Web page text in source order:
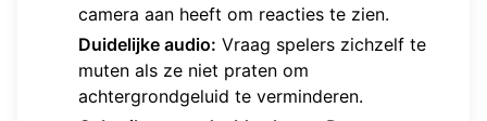
camera aan heeft om reacties te zien.
Duidelijke audio: Vraag spelers zichzelf te
muten als ze niet praten om
achtergrondgeluid te verminderen.